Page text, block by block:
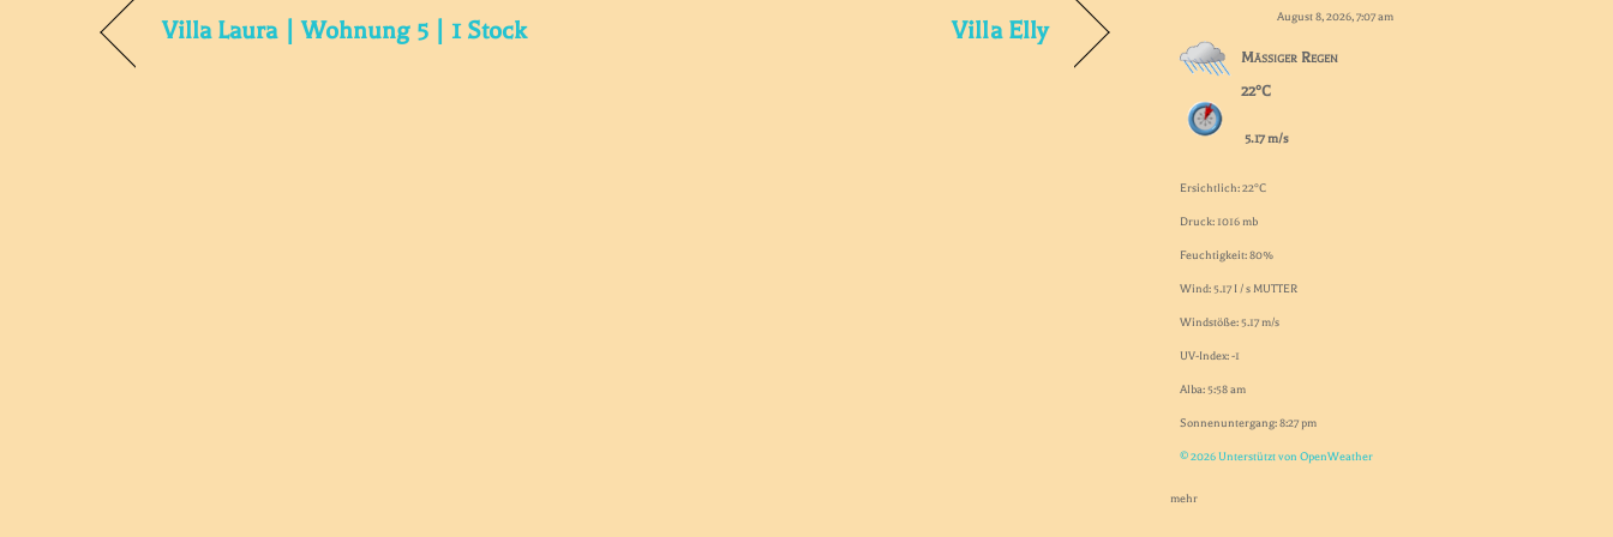
Villa Laura | Wohnung 5 | 1 Stock Villa Elly
August 8, 2026, 7:07 am
Mäßiger Regen
22°C
5.17 m/s
Ersichtlich: 22°C
Druck: 1016 mb
Feuchtigkeit: 80%
Wind: 5.17 I / s MUTTER
Windstöße: 5.17 m/s
UV-Index: -1
Alba: 5:58 am
Sonnenuntergang: 8:27 pm
© 2026 Unterstützt von OpenWeather
mehr